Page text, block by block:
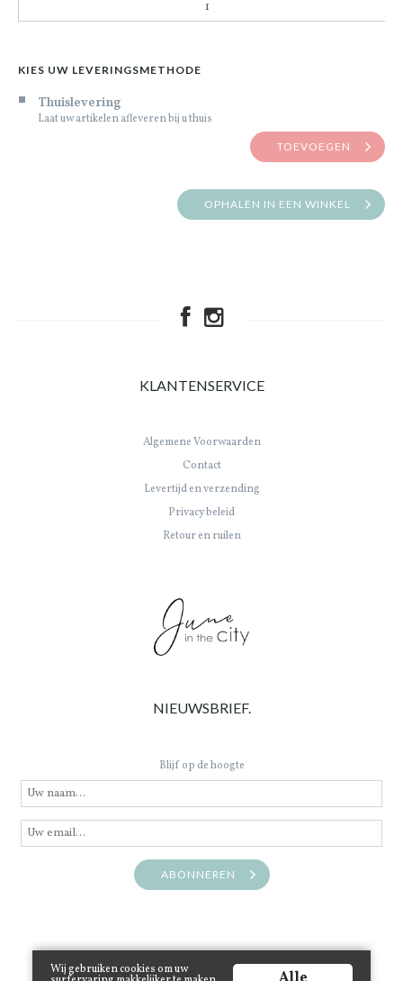
KIES UW LEVERINGSMETHODE
Thuislevering
Laat uw artikelen afleveren bij u thuis
TOEVOEGEN
OPHALEN IN EEN WINKEL
KLANTENSERVICE
Algemene Voorwaarden
Contact
Levertijd en verzending
Privacy beleid
Retour en ruilen
NIEUWSBRIEF.
Blijf op de hoogte
ABONNEREN
Wij gebruiken cookies om uw